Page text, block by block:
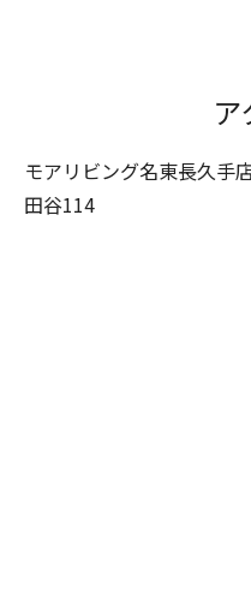
モアリビング名東長久手
田谷114